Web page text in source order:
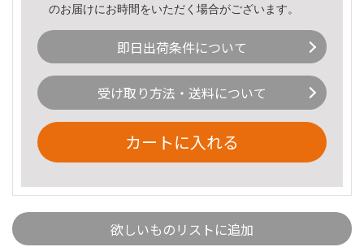
のお届けにお時間をいただく場合がございます。
即日出荷条件について
受け取り方法・送料について
カートに入れる
欲しいものリストに追加